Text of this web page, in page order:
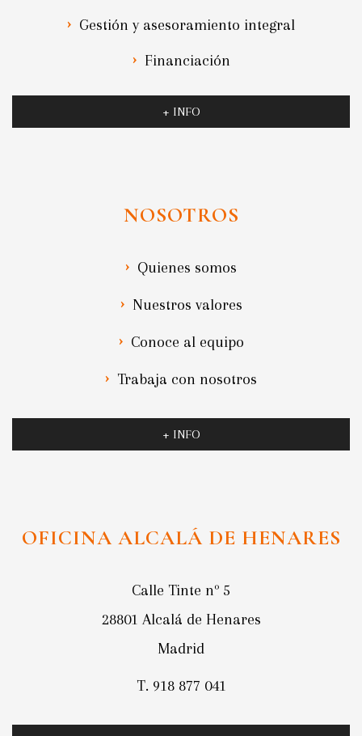
Gestión y asesoramiento integral
Financiación
+ INFO
NOSOTROS
Quienes somos
Nuestros valores
Conoce al equipo
Trabaja con nosotros
+ INFO
OFICINA ALCALÁ DE HENARES
Calle Tinte nº 5
28801 Alcalá de Henares
Madrid
T. 918 877 041